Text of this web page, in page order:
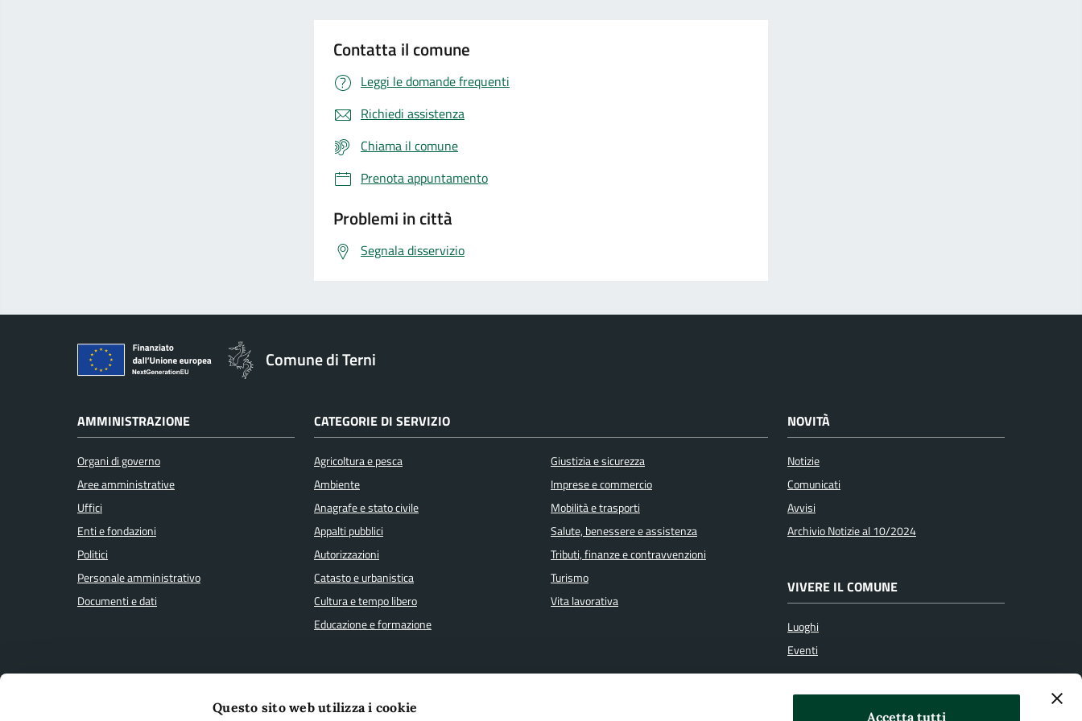
Questo sito web utilizza i cookie
Accetta tutti
Contatta il comune
Leggi le domande frequenti
Richiedi assistenza
Chiama il comune
Prenota appuntamento
Problemi in città
Segnala disservizio
Comune di Terni
AMMINISTRAZIONE
Organi di governo
Aree amministrative
Uffici
Enti e fondazioni
Politici
Personale amministrativo
Documenti e dati
CATEGORIE DI SERVIZIO
Agricoltura e pesca
Ambiente
Anagrafe e stato civile
Appalti pubblici
Autorizzazioni
Catasto e urbanistica
Cultura e tempo libero
Educazione e formazione
Giustizia e sicurezza
Imprese e commercio
Mobilità e trasporti
Salute, benessere e assistenza
Tributi, finanze e contravvenzioni
Turismo
Vita lavorativa
NOVITÀ
Notizie
Comunicati
Avvisi
Archivio Notizie al 10/2024
VIVERE IL COMUNE
Luoghi
Eventi
SEGUICI SU